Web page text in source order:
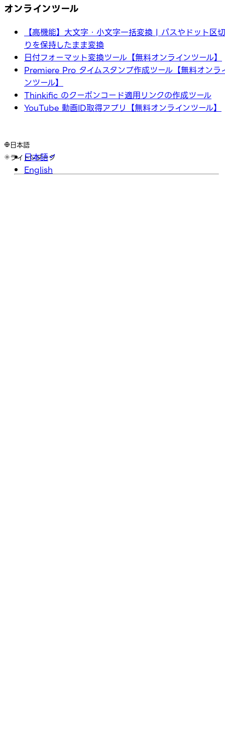
オンラインツール
【高機能】大文字・小文字一括変換 | パスやドット区切
りを保持したまま変換
日付フォーマット変換ツール【無料オンラインツール】
Premiere Pro タイムスタンプ作成ツール【無料オンラ
ンツール】
Thinkific のクーポンコード適用リンクの作成ツール
YouTube 動画ID取得アプリ【無料オンラインツール】
日本語
日本語
English
ライト ダーク